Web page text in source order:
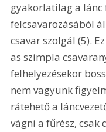
gyakorlatilag a lánc
felcsavarozásából
csavar szolgál (5).
as szimpla
felhelyezésekor
nem vagyunk
rátehető a
vágni a fűrész, csak